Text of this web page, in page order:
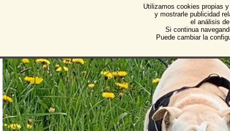
Protectora de Animales
Asociación Protectora de Animales y Plantas de
Utilizamos cookies propias
y mostrarle publicidad
el análisis
Si continua
Puede cambiar la